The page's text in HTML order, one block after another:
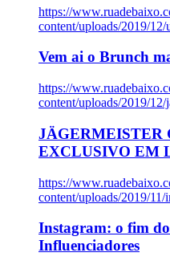
https://
content/uploads/2019/
Vem ai o Brunch
https://
content/uploads/2019/
JÄGERMEISTER
EXCLUSIVO EM
https://
content/uploads/2019/
Instagram: o fim
Influenciadores